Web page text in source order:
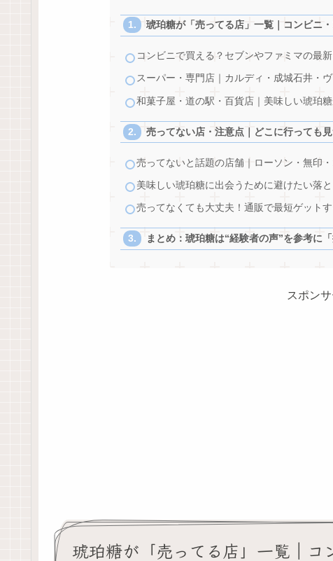
琥珀糖が「売ってる店」一覧｜コンビニ
コンビニで買える？セブンやファミマの最
スーパー・専門店｜カルディ・成城石井・
和菓子屋・道の駅・百貨店｜美味しい琥珀
売ってない店・注意点｜どこに行っても
売ってないと話題の店舗｜ローソン・無印
美味しい琥珀糖に出会うために避けたい落
売ってなくても大丈夫！通販で最短ゲット
まとめ：琥珀糖は“経験者の声”を参考に
スポン
琥珀糖が「売ってる店」一覧｜